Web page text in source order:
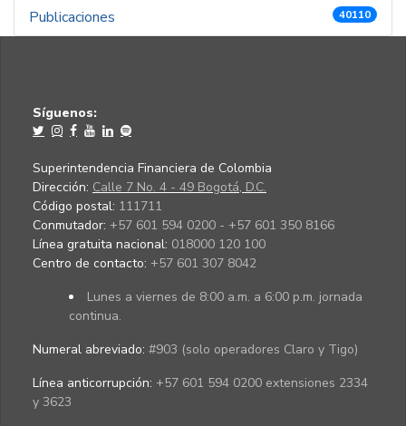
Publicaciones 40110
Síguenos:
Superintendencia Financiera de Colombia
Dirección: Calle 7 No. 4 - 49 Bogotá, D.C.
Código postal: 111711
Conmutador: +57 601 594 0200 - +57 601 350 8166
Línea gratuita nacional: 018000 120 100
Centro de contacto: +57 601 307 8042
Lunes a viernes de 8:00 a.m. a 6:00 p.m. jornada
continua.
Numeral abreviado: #903 (solo operadores Claro y Tigo)
Línea anticorrupción: +57 601 594 0200 extensiones 2334
y 3623